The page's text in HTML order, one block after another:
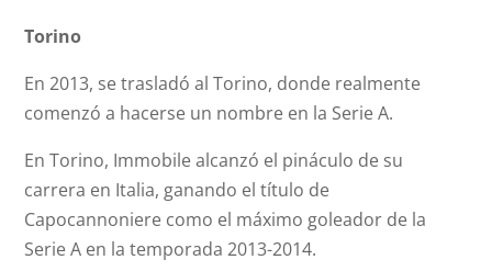
Torino
En 2013, se trasladó al Torino, donde realmente
comenzó a hacerse un nombre en la Serie A.
En Torino, Immobile alcanzó el pináculo de su
carrera en Italia, ganando el título de
Capocannoniere como el máximo goleador de la
Serie A en la temporada 2013-2014.